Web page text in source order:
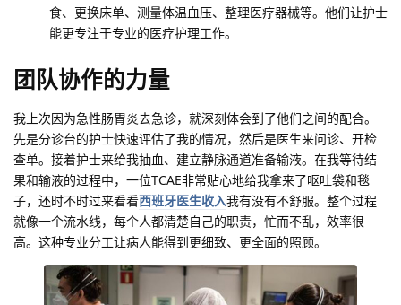
食、更换床单、测量体温血压、整理医疗器械等。他们让护士
能更专注于专业的医疗护理工作。
团队协作的力量
我上次因为急性肠胃炎去急诊，就深刻体会到了他们之间的配合。
先是分诊台的护士快速评估了我的情况，然后是医生来问诊、开检
查单。接着护士来给我抽血、建立静脉通道准备输液。在我等待结
果和输液的过程中，一位TCAE非常贴心地给我拿来了呕吐袋和毯
子，还时不时过来看看西班牙医生收入我有没有不舒服。整个过程
就像一个流水线，每个人都清楚自己的职责，忙而不乱，效率很
高。这种专业分工让病人能得到更细致、更全面的照顾。